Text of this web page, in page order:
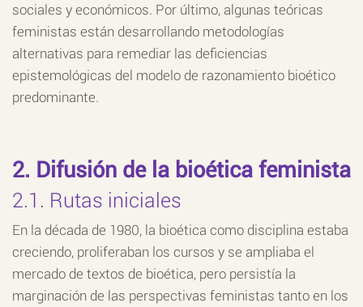
sociales y económicos. Por último, algunas teóricas
feministas están desarrollando metodologías
alternativas para remediar las deficiencias
epistemológicas del modelo de razonamiento bioético
predominante.
2. Difusión de la bioética feminista
2.1. Rutas iniciales
En la década de 1980, la bioética como disciplina estaba
creciendo, proliferaban los cursos y se ampliaba el
mercado de textos de bioética, pero persistía la
marginación de las perspectivas feministas tanto en los